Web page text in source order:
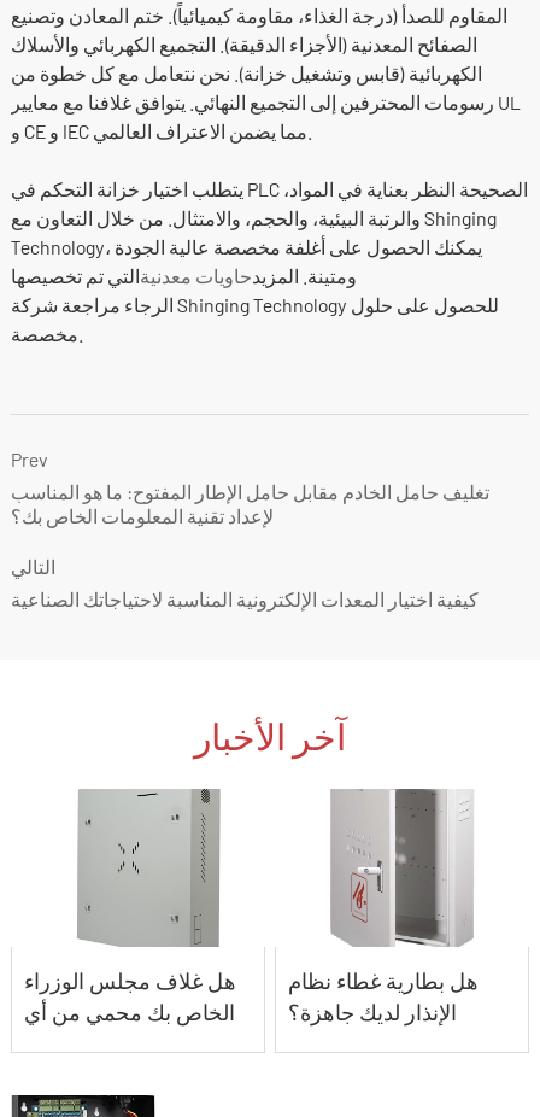
المقاوم للصدأ (درجة الغذاء، مقاومة كيميائياً). ختم المعادن وتصنيع
الصفائح المعدنية (الأجزاء الدقيقة). التجميع الكهربائي والأسلاك
الكهربائية (قابس وتشغيل خزانة). نحن نتعامل مع كل خطوة من
رسومات المحترفين إلى التجميع النهائي. يتوافق غلافنا مع معايير UL
يتطلب اختيار خزانة التحكم في PLC الصحيحة النظر بعناية في المواد،
والرتبة البيئية، والحجم، والامتثال. من خلال التعاون مع Shinging
Technology، يمكنك الحصول على أغلفة مخصصة عالية الجودة
ومتينة. المزيدحاويات معدنيةالتي تم تخصيصها
الرجاء مراجعة شركة Shinging Technology للحصول على حلول
Prev
تغليف حامل الخادم مقابل حامل الإطار المفتوح: ما هو المناسب
لإعداد تقنية المعلومات الخاص بك؟
التالي
كيفية اختيار المعدات الإلكترونية المناسبة لاحتياجاتك الصناعية
آخر الأخبار
هل غلاف مجلس الوزراء
الخاص بك محمي من أي
هل بطارية غطاء نظام
الإنذار لديك جاهزة؟